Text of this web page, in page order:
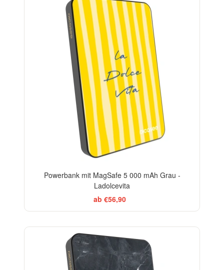
Powerbank mit MagSafe 5 000 mAh Grau -
Ladolcevita
ab €56,90